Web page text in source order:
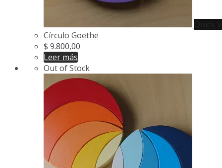
Círculo Goethe
$ 9.800,00
Leer más
Out of Stock